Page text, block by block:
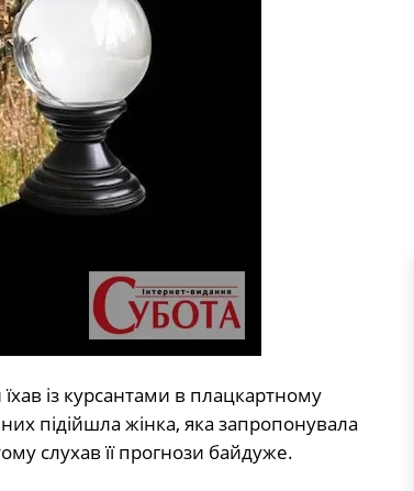
із курсантами в плацкартному
підійшла жінка, яка запропонувала
слухав її прогнози байдуже.